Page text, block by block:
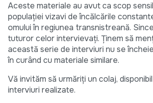
Aceste materiale au avut ca scop
populației vizavi de încălcările
omului în regiunea transnistreană.
tuturor celor intervievați. Ținem să
această serie de interviuri nu se
în curând cu materiale similare.
Vă invităm să urmăriți un colaj, disponibil
interviuri realizate.